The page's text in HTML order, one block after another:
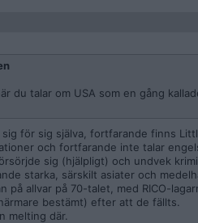
du talar om USA som en gång
för sig själva, fortfarande finns
och fortfarande inte talar
sig (hjälpligt) och undvek
starka, särskilt asiater och
på allvar på 70-talet, med RICO-
bestämt) efter att de fällts.
melting där.